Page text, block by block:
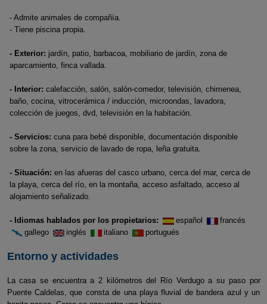
- Admite animales de compañía.
- Tiene piscina propia.
- Exterior: jardín, patio, barbacoa, mobiliario de jardín, zona de
aparcamiento, finca vallada.
- Interior: calefacción, salón, salón-comedor, televisión, chimenea,
baño, cocina, vitrocerámica / inducción, microondas, lavadora,
colección de juegos, dvd, televisión en la habitación.
- Servicios: cuna para bebé disponible, documentación disponible
sobre la zona, servicio de lavado de ropa, leña gratuita.
- Situación: en las afueras del casco urbano, cerca del mar, cerca de
la playa, cerca del río, en la montaña, acceso asfaltado, acceso al
alojamiento señalizado.
- Idiomas hablados por los propietarios: español
francés
gallego
inglés italiano portugués
Entorno y actividades
La casa se encuentra a 2 kilómetros del Río Verdugo a su paso por
Puente Caldelas, que consta de una playa fluvial de bandera azul y un